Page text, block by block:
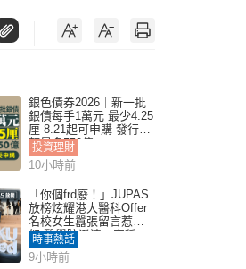
銀色債券2026｜新一批
銀債每手1萬元 最少4.25
厘 8.21起可申購 發行金
額最多550億
投資理財
10小時前
「你個frd廢！」JUPAS
放榜炫耀港大醫科Offer
名校女生囂張留言惹眾
怒 醫學院澄清：宣稱
「40.5分獲錄取」不符事
實｜Juicy叮
時事熱話
9小時前